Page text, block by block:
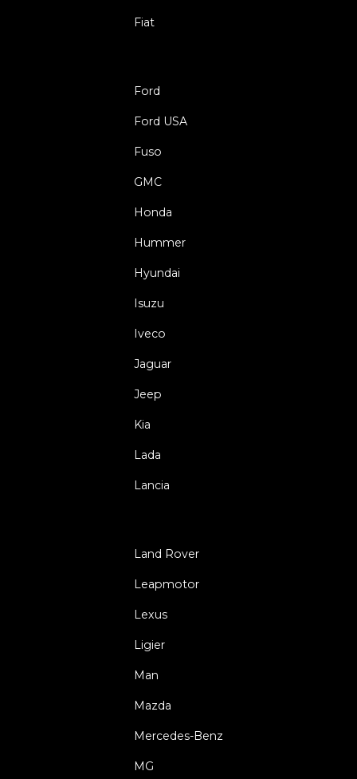
Fiat
Ford
Ford USA
Fuso
GMC
Honda
Hummer
Hyundai
Isuzu
Iveco
Jaguar
Jeep
Kia
Lada
Lancia
Land Rover
Leapmotor
Lexus
Ligier
Man
Mazda
Mercedes-Benz
MG